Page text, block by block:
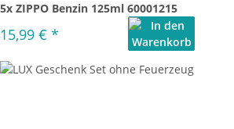
5x ZIPPO Benzin 125ml 60001215
15,99 € *